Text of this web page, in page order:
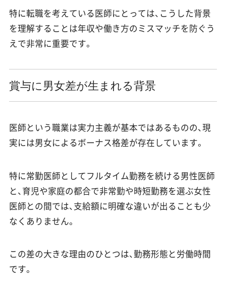
特に転職を考えている医師にとっては、こうした背景
を理解することは年収や働き方のミスマッチを防ぐう
えで非常に重要です。
賞与に男女差が生まれる背景
医師という職業は実力主義が基本ではあるものの、現
実には男女によるボーナス格差が存在しています。
特に常勤医師としてフルタイム勤務を続ける男性医師
と、育児や家庭の都合で非常勤や時短勤務を選ぶ女性
医師との間では、支給額に明確な違いが出ることも少
なくありません。
この差の大きな理由のひとつは、勤務形態と労働時間
です。